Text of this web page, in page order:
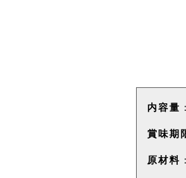
内容量
賞味期
原材料